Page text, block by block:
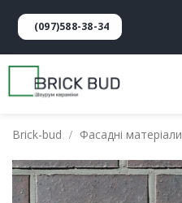
(097)588-38-34
Brick-bud Фасадні матеріали